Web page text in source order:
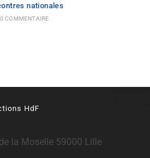
nationales
0 COMMENTAIRE
HdF
la Moselle 59000 Lille